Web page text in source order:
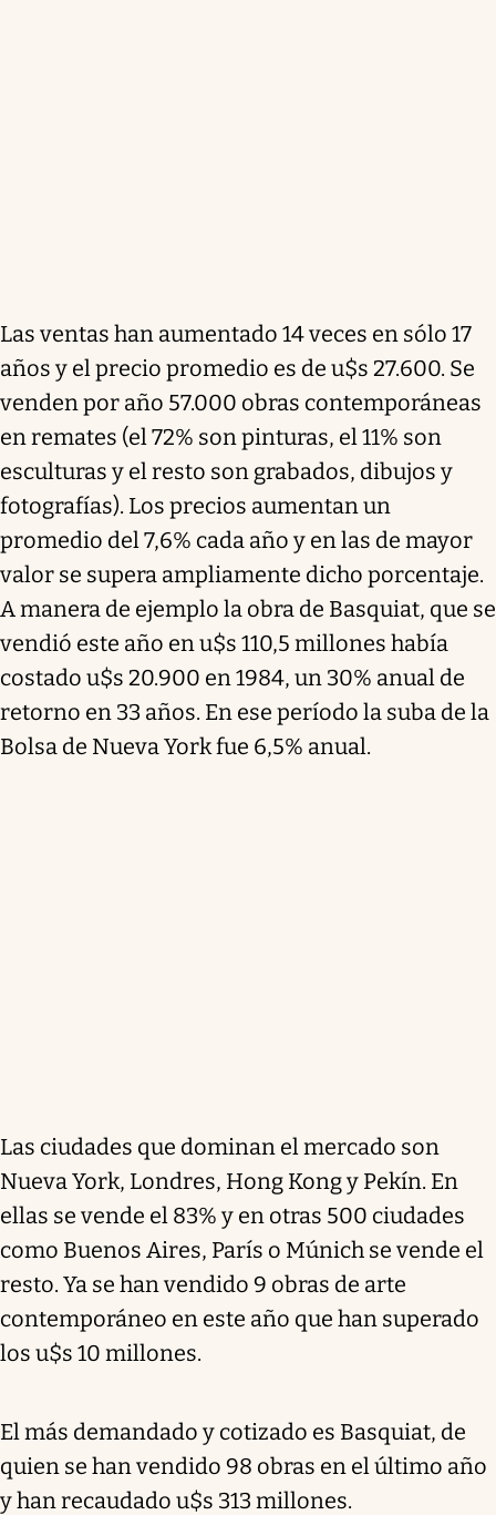
Las ventas han aumentado 14 veces en sólo 17
años y el precio promedio es de u$s 27.600. Se
venden por año 57.000 obras contemporáneas
en remates (el 72% son pinturas, el 11% son
esculturas y el resto son grabados, dibujos y
fotografías). Los precios aumentan un
promedio del 7,6% cada año y en las de mayor
valor se supera ampliamente dicho porcentaje.
A manera de ejemplo la obra de Basquiat, que se
vendió este año en u$s 110,5 millones había
costado u$s 20.900 en 1984, un 30% anual de
retorno en 33 años. En ese período la suba de la
Bolsa de Nueva York fue 6,5% anual.
Las ciudades que dominan el mercado son
Nueva York, Londres, Hong Kong y Pekín. En
ellas se vende el 83% y en otras 500 ciudades
como Buenos Aires, París o Múnich se vende el
resto. Ya se han vendido 9 obras de arte
contemporáneo en este año que han superado
los u$s 10 millones.
El más demandado y cotizado es Basquiat, de
quien se han vendido 98 obras en el último año
y han recaudado u$s 313 millones.